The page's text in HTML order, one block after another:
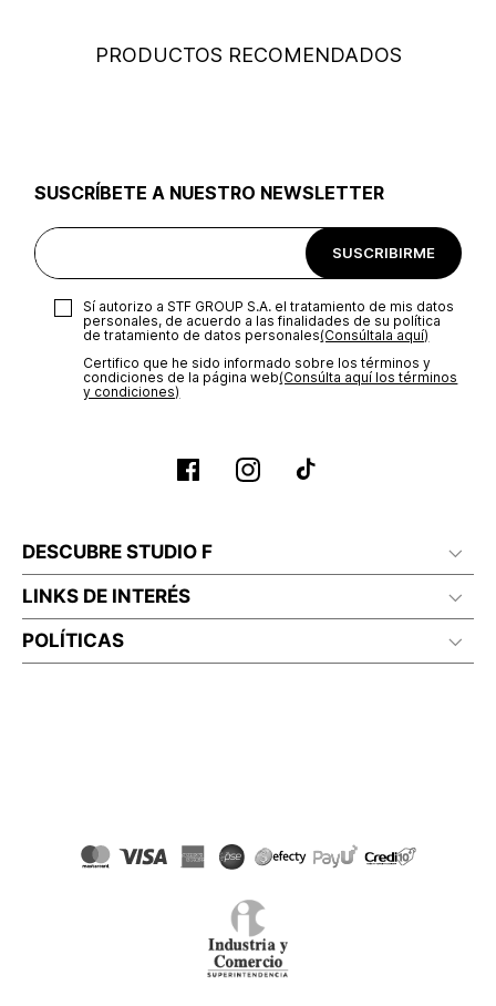
PRODUCTOS RECOMENDADOS
SUSCRÍBETE A NUESTRO NEWSLETTER
SUSCRIBIRME
Sí autorizo a STF GROUP S.A. el tratamiento de mis datos
personales, de acuerdo a las finalidades de su política
de tratamiento de datos personales‎(Consúltala aquí)
Certifico que he sido informado sobre los términos y
condiciones de la página web‎(Consúlta aquí los términos
y condiciones)
DESCUBRE STUDIO F
LINKS DE INTERÉS
POLÍTICAS